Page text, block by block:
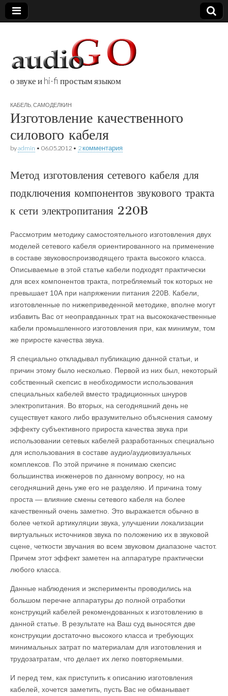
audioGO
о звуке и hi-fi простым языком
КАБЕЛЬ САМОДЕЛКИН
Изготовление качественного
силового кабеля
byadmin • 06.05.2012 • 2 комментария
Метод изготовления сетевого кабеля для
подключения компонентов звукового тракта
к сети электропитания 220B
Рассмотрим методику самостоятельного изготовления двух
моделей сетевого кабеля ориентированного на применение
в составе звуковоспроизводящего тракта высокого класса.
Описываемые в этой статье кабели подходят практически
для всех компонентов тракта, потребляемый ток которых не
превышает 10А при напряжении питания 220В. Кабели,
изготовленные по нижеприведенной методике, вполне могут
избавить Вас от неоправданных трат на высококачественные
кабели промышленного изготовления при, как минимум, том
же приросте качества звука.
Я специально откладывал публикацию данной статьи, и
причин этому было несколько. Первой из них был, некоторый
собственный скепсис в необходимости использования
специальных кабелей вместо традиционных шнуров
электропитания. Во вторых, на сегодняшний день не
существует какого либо вразумительно объяснения самому
эффекту субъективного прироста качества звука при
использовании сетевых кабелей разработанных специально
для использования в составе аудио/аудиовизуальных
комплексов. По этой причине я понимаю скепсис
большинства инженеров по данному вопросу, но на
сегодняшний день уже его не разделяю. И причина тому
проста — влияние смены сетевого кабеля на более
качественный очень заметно. Это выражается обычно в
более четкой артикуляции звука, улучшении локализации
виртуальных источников звука по положению их в звуковой
сцене, четкости звучания во всем звуковом диапазоне частот.
Причем этот эффект заметен на аппаратуре практически
любого класса.
Данные наблюдения и эксперименты проводились на
большом перечне аппаратуры до полной отработки
конструкций кабелей рекомендованных к изготовлению в
данной статье. В результате на Ваш суд выносятся две
конструкции достаточно высокого класса и требующих
минимальных затрат по материалам для изготовления и
трудозатратам, что делает их легко повторяемыми.
И перед тем, как приступить к описанию изготовления
кабелей, хочется заметить, пусть Вас не обманывает